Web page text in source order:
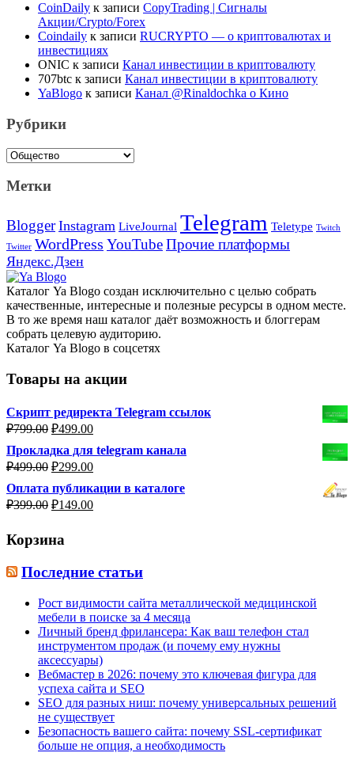
CoinDaily к записи CopyTrading | Сигналы
Акции/Crypto/Forex
Coindaily к записи RUCRYPTO — о криптовалютах и
инвестициях
ONIC к записи Канал инвестиции в криптовалюту
707btc к записи Канал инвестиции в криптовалюту
YaBlogo к записи Канал @Rinaldochka о Кино
Рубрики
Рубрики
Метки
Blogger Instagram LiveJournal Telegram Teletype Twitch
Twitter WordPress YouTubeПрочие платформы
Яндекс.Дзен
Каталог Ya Blogo создан исключительно с целью собрать
качественные, интересные и полезные ресурсы в одном месте.
В то же время наш каталог даёт возможность и блоггерам
собрать целевую аудиторию.
Каталог Ya Blogo в соцсетях
Товары на акции
Скрипт редиректа Telegram ссылок
₽799.00 Первоначальная
составляла
₽799.00.
₽499.00Текущая
₽499.00.
Прокладка для telegram канала
₽499.00 Первоначальная
составляла
₽499.00.
₽299.00Текущая
₽299.00.
Оплата публикации в каталоге
₽399.00 Первоначальная
₽399.00.
₽149.00Текущая
Корзина
Последние статьи
Рост видимости сайта металлической медицинской
мебели в поиске за 4 месяца
Личный бренд фрилансера: Как ваш телефон стал
инструментом продаж (и почему ему нужны
аксессуары)
Вебмастер в 2026: почему это ключевая фигура для
успеха сайта и SEO
SEO для разных ниш: почему универсальных решений
не существует
Безопасность вашего сайта: почему SSL-сертификат
больше не опция, а необходимость